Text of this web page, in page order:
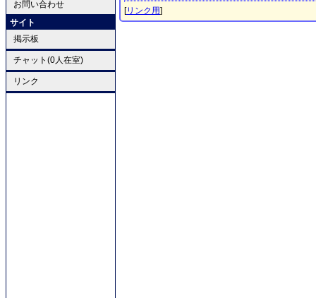
お問い合わせ
サイト
掲示板
チャット(0人在室)
リンク
[リンク用]